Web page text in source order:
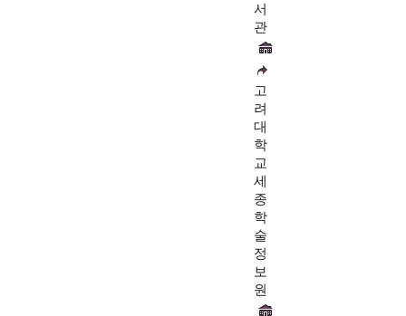
서
관
고
려
대
학
교
세
종
학
술
정
보
원